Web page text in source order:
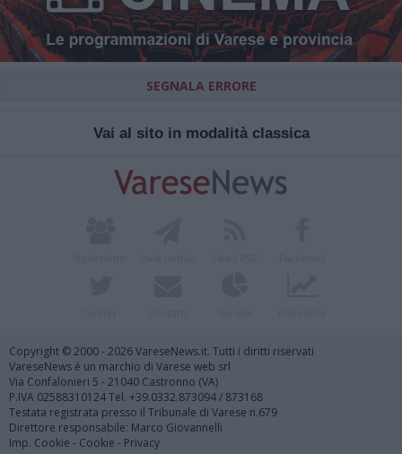
SEGNALA ERRORE
Vai al sito in modalità classica
Copyright © 2000 - 2026 VareseNews.it. Tutti i diritti riservati
VareseNews è un marchio di Varese web srl
Via Confalonieri 5 - 21040 Castronno (VA)
P.IVA 02588310124 Tel. +39.0332.873094 / 873168
Testata registrata presso il Tribunale di Varese n.679
Direttore responsabile: Marco Giovannelli
Imp. Cookie - Cookie - Privacy